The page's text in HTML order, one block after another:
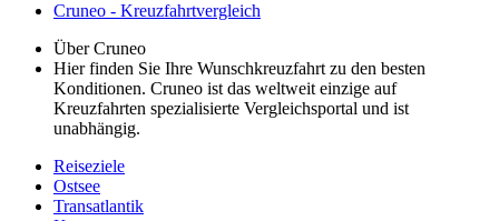
Cruneo - Kreuzfahrtvergleich
Über Cruneo
Hier finden Sie Ihre Wunschkreuzfahrt zu den besten
Konditionen. Cruneo ist das weltweit einzige auf
Kreuzfahrten spezialisierte Vergleichsportal und ist
unabhängig.
Reiseziele
Ostsee
Transatlantik